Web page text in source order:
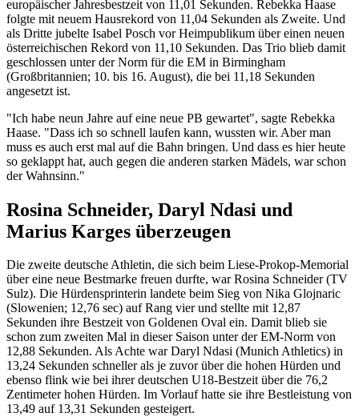
europäischer Jahresbestzeit von 11,01 Sekunden. Rebekka Haase
folgte mit neuem Hausrekord von 11,04 Sekunden als Zweite. Und
als Dritte jubelte Isabel Posch vor Heimpublikum über einen neuen
österreichischen Rekord von 11,10 Sekunden. Das Trio blieb damit
geschlossen unter der Norm für die EM in Birmingham
(Großbritannien; 10. bis 16. August), die bei 11,18 Sekunden
angesetzt ist.
"Ich habe neun Jahre auf eine neue PB gewartet", sagte Rebekka
Haase. "Dass ich so schnell laufen kann, wussten wir. Aber man
muss es auch erst mal auf die Bahn bringen. Und dass es hier heute
so geklappt hat, auch gegen die anderen starken Mädels, war schon
der Wahnsinn."
Rosina Schneider, Daryl Ndasi und
Marius Karges überzeugen
Die zweite deutsche Athletin, die sich beim Liese-Prokop-Memorial
über eine neue Bestmarke freuen durfte, war Rosina Schneider (TV
Sulz). Die Hürdensprinterin landete beim Sieg von Nika Glojnaric
(Slowenien; 12,76 sec) auf Rang vier und stellte mit 12,87
Sekunden ihre Bestzeit von Goldenen Oval ein. Damit blieb sie
schon zum zweiten Mal in dieser Saison unter der EM-Norm von
12,88 Sekunden. Als Achte war Daryl Ndasi (Munich Athletics) in
13,24 Sekunden schneller als je zuvor über die hohen Hürden und
ebenso flink wie bei ihrer deutschen U18-Bestzeit über die 76,2
Zentimeter hohen Hürden. Im Vorlauf hatte sie ihre Bestleistung von
13,49 auf 13,31 Sekunden gesteigert.